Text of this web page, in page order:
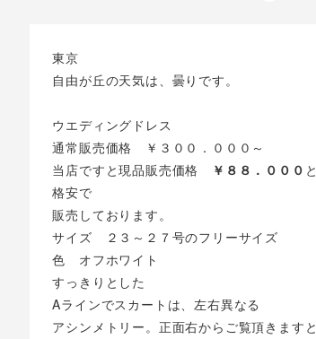
東京
自由が丘の天気は、曇りです。
ウエディングドレス
通常販売価格 ￥３００．０００～
当店ですと現品販売価格
￥８８．０００ と
格安で
販売しております。
サイズ ２３～２７号のフリーサイズ
色 オフホワイト
すっきりとした
Aラインでスカートは、左右異なる
アシンメトリー。正面右からご覧頂きますと